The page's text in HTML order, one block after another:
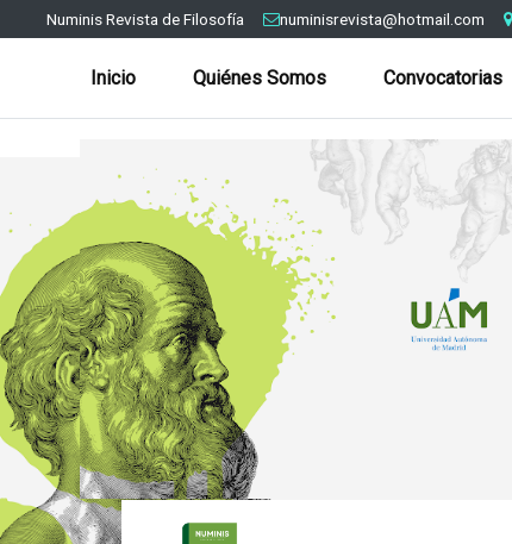
Numinis Revista de Filosofía numinisrevista@hotmail.com
Inicio Quiénes Somos Convocatorias